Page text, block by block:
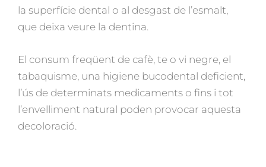
la superfície dental o al desgast de l’esmalt,
que deixa veure la dentina.
El consum freqüent de cafè, te o vi negre, el
tabaquisme, una higiene bucodental deficient,
l’ús de determinats medicaments o fins i tot
l’envelliment natural poden provocar aquesta
decoloració.